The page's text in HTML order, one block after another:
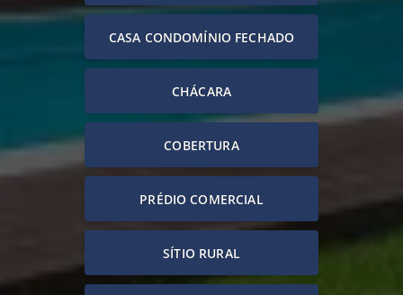
CASA CONDOMÍNIO FECHADO
CHÁCARA
COBERTURA
PRÉDIO COMERCIAL
SÍTIO RURAL